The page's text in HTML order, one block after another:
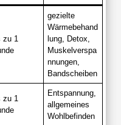
zu 1
gezielte
Wärmebehand
lung, Detox,
Muskelverspa
nnungen,
Bandscheiben
zu 1
Entspannung,
allgemeines
Wohlbefinden